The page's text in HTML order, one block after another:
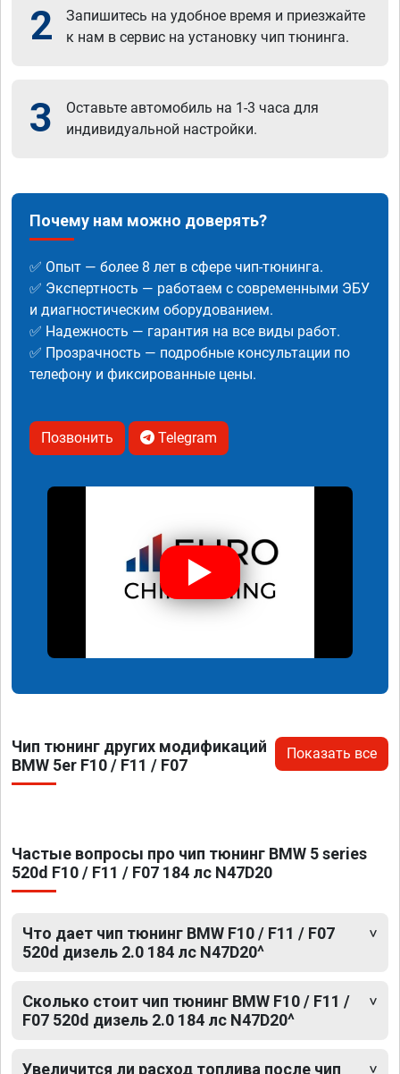
2
Запишитесь на удобное время и приезжайте
к нам в сервис на установку чип тюнинга.
3
Оставьте автомобиль на 1-3 часа для
индивидуальной настройки.
Почему нам можно доверять?
✅ Опыт — более 8 лет в сфере чип-тюнинга.
✅ Экспертность — работаем с современными ЭБУ
и диагностическим оборудованием.
✅ Надежность — гарантия на все виды работ.
✅ Прозрачность — подробные консультации по
телефону и фиксированные цены.
Позвонить Telegram
Чип тюнинг других модификаций
BMW 5er F10 / F11 / F07
Показать все
Частые вопросы про чип тюнинг BMW 5 series
520d F10 / F11 / F07 184 лс N47D20
Что дает чип тюнинг BMW F10 / F11 / F07
520d дизель 2.0 184 лс N47D20^
Сколько стоит чип тюнинг BMW F10 / F11 /
F07 520d дизель 2.0 184 лс N47D20^
Увеличится ли расход топлива после чип